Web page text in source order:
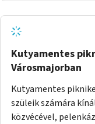
Kutyamentes
Városmajorban
Kutyamentes
szüleik számára
közvécével,